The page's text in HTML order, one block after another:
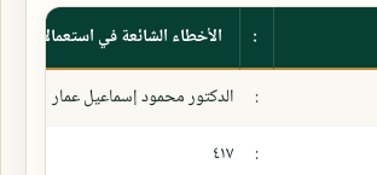
:
الأخطاء الشائعة في استعمالات
:
الدكتور محمود إسماعيل عمار
:
٤١٧